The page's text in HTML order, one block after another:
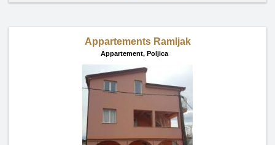
Appartements Ramljak
Appartement, Poljica